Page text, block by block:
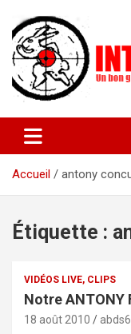
contenu
actuelles pop rock,
lyon
Accueil
antony
Étiquette :
VIDÉOS LIVE, CLIPS
Notre ANTONY
18 août 2010